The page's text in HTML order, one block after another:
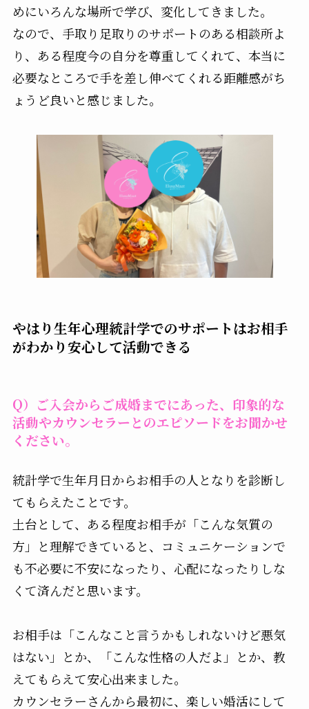
めにいろんな場所で学び、変化してきました。
なので、手取り足取りのサポートのある相談所よ
り、ある程度今の自分を尊重してくれて、本当に
必要なところで手を差し伸べてくれる距離感がち
ょうど良いと感じました。
やはり生年心理統計学でのサポートはお相手
がわかり安心して活動できる
Q）ご入会からご成婚までにあった、印象的な
活動やカウンセラーとのエピソードをお聞かせ
ください。
統計学で生年月日からお相手の人となりを診断し
てもらえたことです。
土台として、ある程度お相手が「こんな気質の
方」と理解できていると、コミュニケーションで
も不必要に不安になったり、心配になったりしな
くて済んだと思います。
お相手は「こんなこと言うかもしれないけど悪気
はない」とか、「こんな性格の人だよ」とか、教
えてもらえて安心出来ました。
カウンセラーさんから最初に、楽しい婚活にして